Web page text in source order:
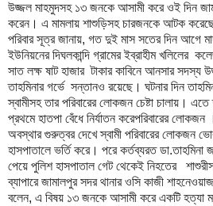
উজ্জল মাহমুদসহ ১৩ জনকে আসামী করে ওই দিন
করেন। এ মামলায় শাশুড়িসহ চারজনকে আটক
পরিবার সূত্র জানায়, গত দুই মাস সতের দিন আগে
ইউনিয়নের দিঘলকান্দি গ্রামের ইব্রাহীম খলিলের
সাত লক্ষ ষাট হাজার টাকার কাবিনে আনসার সদস্য
তাহমিনার গর্ভে সন্তানও রয়েছে। ঘটনার দিন
স্বামীসহ তার পরিবারের লোকজন চেষ্টা চালায়।
প্রথমে হাতপা বেঁধে নির্যাতন করেপরিবারের লোকজন
অবস্থার গুরুত্বর দেখে স্বামী পরিবারের লোকজন
হাসপাতালে ভর্তি করে। পরে কর্তব্যরত
পেয়ে পুলিশ হাসপাতাল গেট থেকেই নিহতের
ব্যাপারে জামালপুর সদর থানার ওসি কাজী
বলেন, এ বিষয় ১৩ জনকে আসামী করে একটি হত্যা